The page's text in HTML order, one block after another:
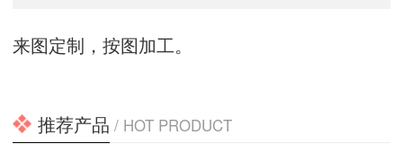
来图定制，按图加工。
推荐产品 / HOT PRODUCT